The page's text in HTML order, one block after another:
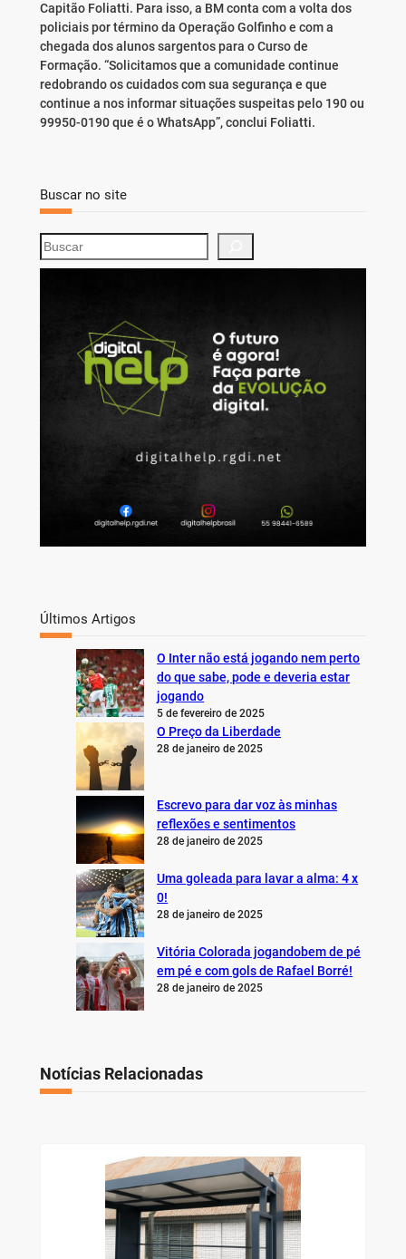
Capitão Foliatti. Para isso, a BM conta com a volta dos
policiais por término da Operação Golfinho e com a
chegada dos alunos sargentos para o Curso de
Formação. “Solicitamos que a comunidade continue
redobrando os cuidados com sua segurança e que
continue a nos informar situações suspeitas pelo 190 ou
99950-0190 que é o WhatsApp”, conclui Foliatti.
Buscar no site
S
e
Últimos Artigos
O Inter não está jogando nem perto
do que sabe, pode e deveria estar
jogando
5 de fevereiro de 2025
O Preço da Liberdade
28 de janeiro de 2025
Escrevo para dar voz às minhas
reflexões e sentimentos
28 de janeiro de 2025
Uma goleada para lavar a alma: 4 x
0!
28 de janeiro de 2025
Vitória Colorada jogandobem de pé
em pé e com gols de Rafael Borré!
28 de janeiro de 2025
Notícias Relacionadas